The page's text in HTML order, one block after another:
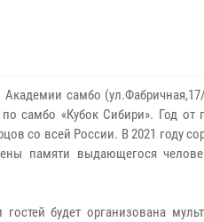
Академии самбо
самбо «Кубок Сибири». Год от
со всей России. В 2021 году
памяти выдающегося
будет организована